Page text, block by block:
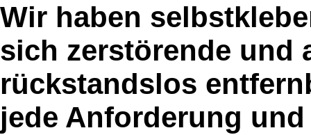
Wir haben
sich zerstörende und
rückstandslos
jede Anforderung